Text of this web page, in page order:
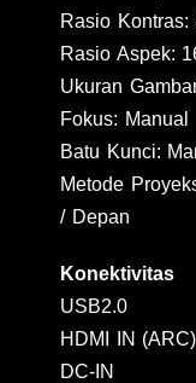
Rasio Kontras:
Rasio Aspek:
Ukuran
Fokus: Manual
Batu Kunci:
Metode
/ Depan
Konektivitas
USB2.0
HDMI IN (ARC)
DC-IN